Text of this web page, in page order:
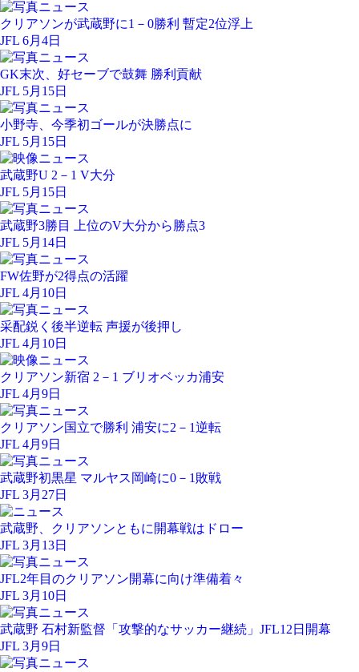
クリアソンが武蔵野に1－0勝利 暫定2位浮上
JFL 6月4日
GK末次、好セーブで鼓舞 勝利貢献
JFL 5月15日
小野寺、今季初ゴールが決勝点に
JFL 5月15日
武蔵野U 2－1 V大分
JFL 5月15日
武蔵野3勝目 上位のV大分から勝点3
JFL 5月14日
FW佐野が2得点の活躍
JFL 4月10日
采配鋭く後半逆転 声援が後押し
JFL 4月10日
クリアソン新宿 2－1 ブリオベッカ浦安
JFL 4月9日
クリアソン国立で勝利 浦安に2－1逆転
JFL 4月9日
武蔵野初黒星 マルヤス岡崎に0－1敗戦
JFL 3月27日
武蔵野、クリアソンともに開幕戦はドロー
JFL 3月13日
JFL2年目のクリアソン開幕に向け準備着々
JFL 3月10日
武蔵野 石村新監督「攻撃的なサッカー継続」JFL12日開幕
JFL 3月9日